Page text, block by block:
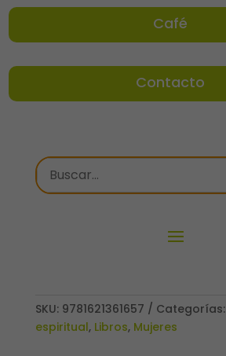
Café
Contacto
SKU: 9781621361657 Categorías:
espiritual, Libros, Mujeres